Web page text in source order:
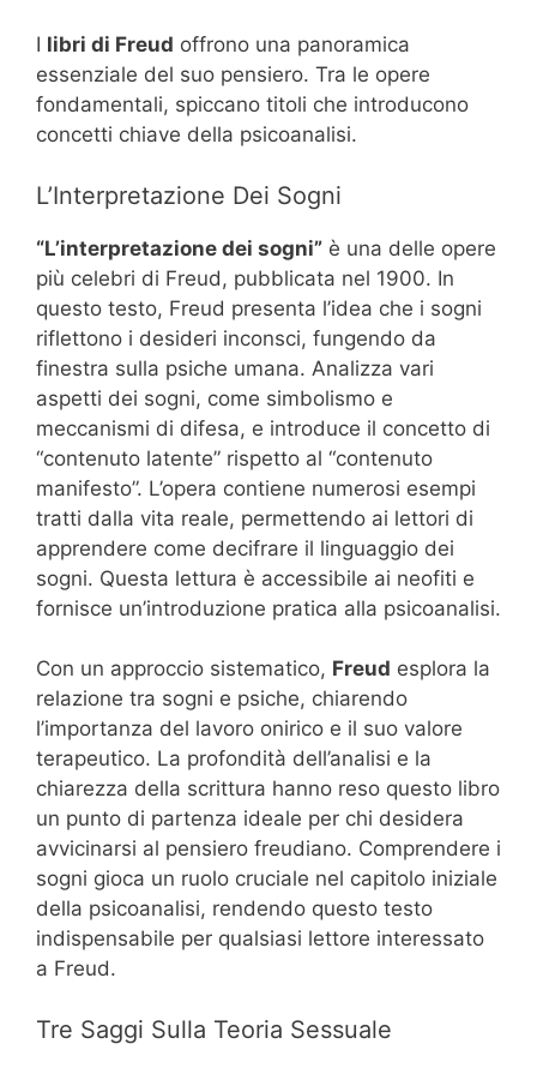
I libri di Freud offrono una panoramica
essenziale del suo pensiero. Tra le opere
fondamentali, spiccano titoli che introducono
concetti chiave della psicoanalisi.
L’Interpretazione Dei Sogni
“L’interpretazione dei sogni” è una delle opere
più celebri di Freud, pubblicata nel 1900. In
questo testo, Freud presenta l’idea che i sogni
riflettono i desideri inconsci, fungendo da
finestra sulla psiche umana. Analizza vari
aspetti dei sogni, come simbolismo e
meccanismi di difesa, e introduce il concetto di
“contenuto latente” rispetto al “contenuto
manifesto”. L’opera contiene numerosi esempi
tratti dalla vita reale, permettendo ai lettori di
apprendere come decifrare il linguaggio dei
sogni. Questa lettura è accessibile ai neofiti e
fornisce un’introduzione pratica alla psicoanalisi.
Con un approccio sistematico, Freud esplora la
relazione tra sogni e psiche, chiarendo
l’importanza del lavoro onirico e il suo valore
terapeutico. La profondità dell’analisi e la
chiarezza della scrittura hanno reso questo libro
un punto di partenza ideale per chi desidera
avvicinarsi al pensiero freudiano. Comprendere i
sogni gioca un ruolo cruciale nel capitolo iniziale
della psicoanalisi, rendendo questo testo
indispensabile per qualsiasi lettore interessato
a Freud.
Tre Saggi Sulla Teoria Sessuale